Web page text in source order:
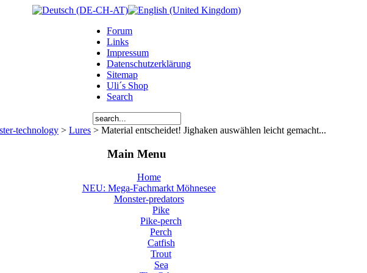
Forum
Links
Impressum
Datenschutzerklärung
Sitemap
Uli´s Shop
Search
technology > Lures > Material entscheidet! Jighaken auswählen leicht gemacht...
Main Menu
Home
NEU: Mega-Fachmarkt Möhnesee
Monster-predators
Pike
Pike-perch
Perch
Catfish
Trout
Sea